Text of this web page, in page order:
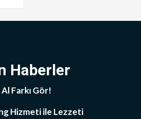
Haberler
Farkı Gör!
Hizmeti ile Lezzeti